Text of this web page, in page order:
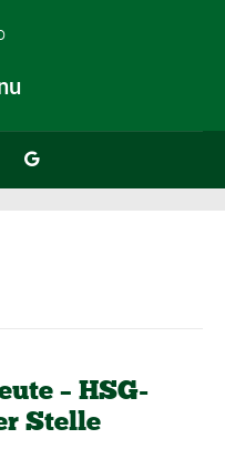
– HSG-
Stelle